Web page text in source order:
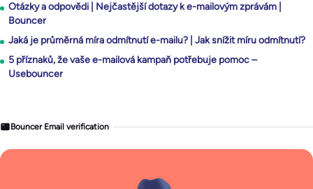
Otázky a odpovědi | Nejčastější dotazy k e-mailovým zprávám |
Bouncer
Jaká je průměrná míra odmítnutí e-mailu? | Jak snížit míru odmítnutí?
5 příznaků, že vaše e-mailová kampaň potřebuje pomoc –
Usebouncer
Bouncer Email verification